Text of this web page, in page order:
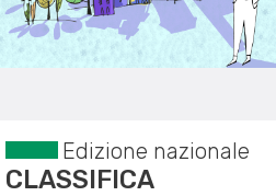
Edizione nazionale
CLASSIFICA